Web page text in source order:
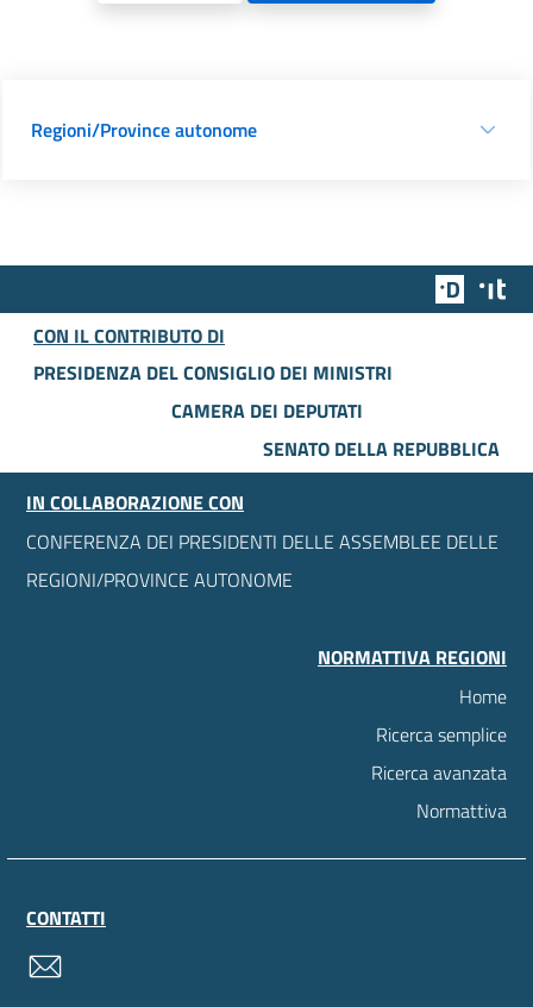
Regioni/Province autonome
Team
CON IL CONTRIBUTO DI
PRESIDENZA DEL CONSIGLIO DEI MINISTRI
CAMERA DEI DEPUTATI
SENATO DELLA REPUBBLICA
IN COLLABORAZIONE CON
CONFERENZA DEI PRESIDENTI DELLE ASSEMBLEE DELLE
REGIONI/PROVINCE AUTONOME
NORMATTIVA REGIONI
Home
Ricerca semplice
Ricerca avanzata
Normattiva
CONTATTI